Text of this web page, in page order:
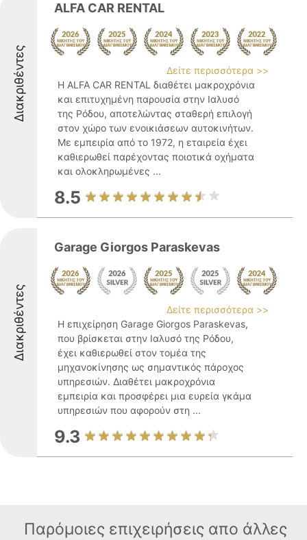
Διακριθέντες
ALFA CAR RENTAL
Δείτε περισσότερα >>
Η ALFA CAR RENTAL διαθέτει μακροχρόνια
και επιτυχημένη παρουσία στην Ιαλυσό
της Ρόδου, αποτελώντας σταθερή επιλογή
στον χώρο των ενοικιάσεων αυτοκινήτων.
Με εμπειρία από το 1972, η εταιρεία έχει
καθιερωθεί παρέχοντας ποιοτικά οχήματα
και ολοκληρωμένες ...
8.5
Διακριθέντες
Garage Giorgos Paraskevas
Δείτε περισσότερα >>
Η επιχείρηση Garage Giorgos Paraskevas,
που βρίσκεται στην Ιαλυσό της Ρόδου,
έχει καθιερωθεί στον τομέα της
μηχανοκίνησης ως σημαντικός πάροχος
υπηρεσιών. Διαθέτει μακροχρόνια
εμπειρία και προσφέρει μια ευρεία γκάμα
υπηρεσιών που αφορούν στη ...
9.3
Παρόμοιες επιχειρήσεις απο άλλες